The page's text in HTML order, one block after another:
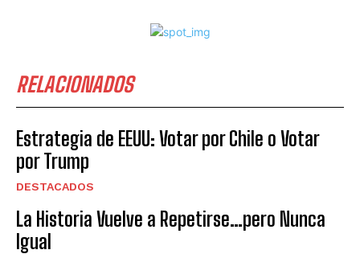
RELACIONADOS
Estrategia de EEUU: Votar por Chile o Votar
por Trump
DESTACADOS
La Historia Vuelve a Repetirse…pero Nunca
Igual